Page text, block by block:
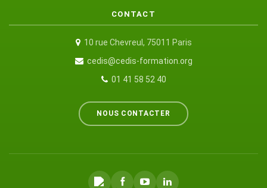
CONTACT
10 rue Chevreul, 75011 Paris
cedis@cedis-formation.org
01 41 58 52 40
NOUS CONTACTER